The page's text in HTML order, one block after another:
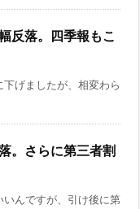
反落。四季報もこ
げましたが、相変わら
。さらに第三者割
んですが、引け後に第